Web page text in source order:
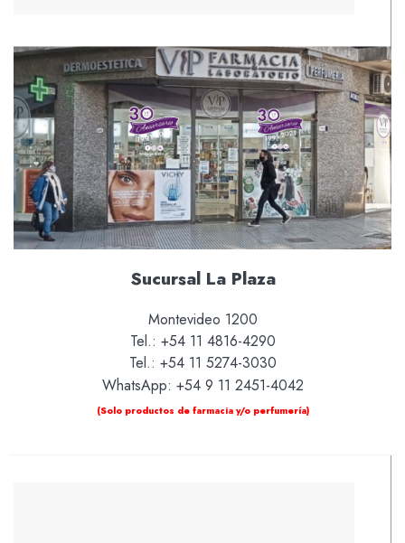
Sucursal La Plaza
Montevideo 1200
Tel.: +54 11 4816-4290
Tel.: +54 11 5274-3030
WhatsApp: +54 9 11 2451-4042
(Solo productos de farmacia y/o perfumería)